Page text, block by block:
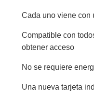
Cada uno viene con
Compatible con
obtener acceso
No se requiere
Una nueva tarjeta